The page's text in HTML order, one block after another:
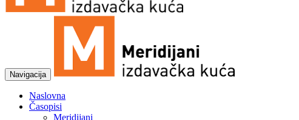
Navigacija
Naslovna
Časopisi
Meridijani